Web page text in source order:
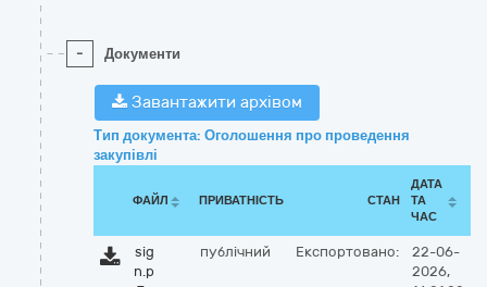
- Документи
Завантажити архівом
Тип документа: Оголошення про проведення
закупівлі
ФАЙЛ ПРИВАТНІСТЬ СТАН
ДАТА
ТА
ЧАС
sig
n.p
публічний Експортовано:
22-06-
2026,